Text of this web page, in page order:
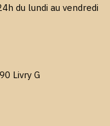
du lundi au vendredi
Livry G